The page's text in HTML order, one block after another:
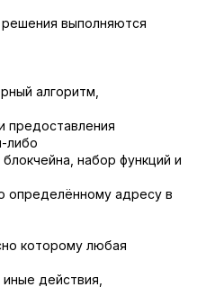
выполняются
алгоритм,
предоставления
либо
набор функций и
определённому адресу в
которому любая
действия,